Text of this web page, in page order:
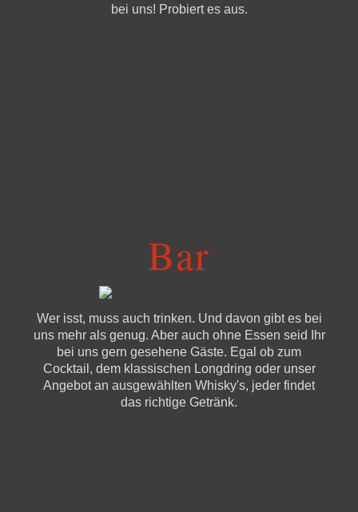
bei uns! Probiert es aus.
Bar
Wer isst, muss auch trinken. Und davon gibt es bei
uns mehr als genug. Aber auch ohne Essen seid Ihr
bei uns gern gesehene Gäste. Egal ob zum
Cocktail, dem klassischen Longdring oder unser
Angebot an ausgewählten Whisky's, jeder findet
das richtige Getränk.